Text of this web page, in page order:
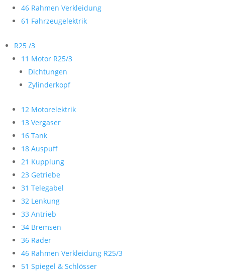
46 Rahmen Verkleidung
61 Fahrzeugelektrik
R25 /3
11 Motor R25/3
Dichtungen
Zylinderkopf
12 Motorelektrik
13 Vergaser
16 Tank
18 Auspuff
21 Kupplung
23 Getriebe
31 Telegabel
32 Lenkung
33 Antrieb
34 Bremsen
36 Räder
46 Rahmen Verkleidung R25/3
51 Spiegel & Schlösser